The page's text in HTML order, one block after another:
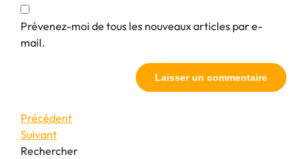
Prévenez-moi de tous les nouveaux articles par e-
mail.
Navigation
de
Article
précédent
Précédent
Article
suivant
Suivant
Rechercher